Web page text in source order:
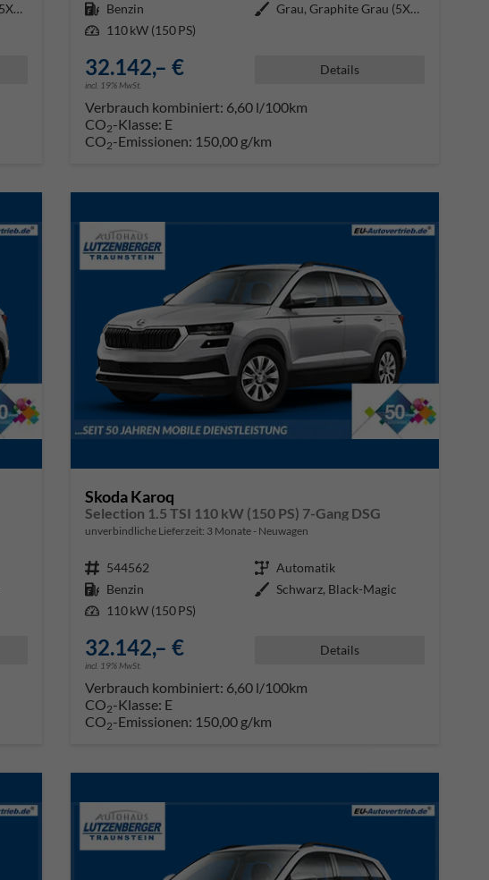
Grau, Graphite Grau (5X5X)
Kraftstoff Benzin Außenfarbe
Grau, Graphite Grau (5X5X)
Leistung 110 kW (150 PS)
32.142,– €
incl. 19% MwSt.
Details
Verbrauch kombiniert: 6,60 l/100km
CO2-Klasse: E
CO2-Emissionen: 150,00 g/km
Skoda Karoq
Selection 1.5 TSI 110 kW (150 PS) 7-Gang DSG
unverbindliche Lieferzeit: 3 Monate Neuwagen
Fahrzeugnr. 544562 Getriebe Automatik
Kraftstoff Benzin Außenfarbe Schwarz, Black-Magic
Leistung 110 kW (150 PS)
32.142,– €
incl. 19% MwSt.
Details
Verbrauch kombiniert: 6,60 l/100km
CO2-Klasse: E
CO2-Emissionen: 150,00 g/km